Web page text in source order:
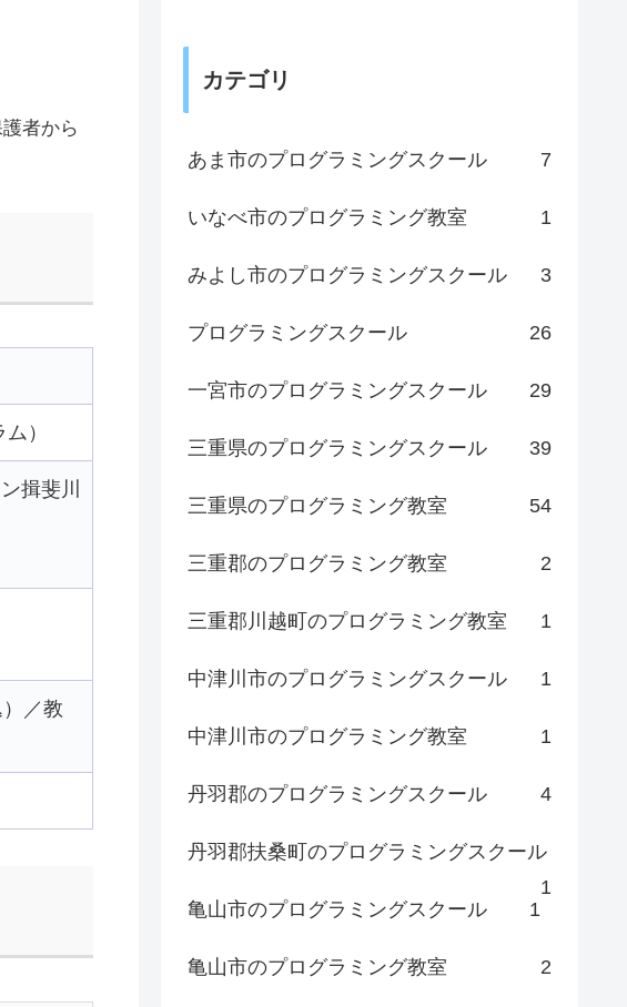
者から
）
揖斐川
／教
カテゴリ
あま市のプログラミングスクール 7
いなべ市のプログラミング教室 1
みよし市のプログラミングスクール 3
プログラミングスクール 26
一宮市のプログラミングスクール 29
三重県のプログラミングスクール 39
三重県のプログラミング教室 54
三重郡のプログラミング教室 2
三重郡川越町のプログラミング教室 1
中津川市のプログラミングスクール 1
中津川市のプログラミング教室 1
丹羽郡のプログラミングスクール 4
丹羽郡扶桑町のプログラミングスクール
1
亀山市のプログラミングスクール
1
亀山市のプログラミング教室 2